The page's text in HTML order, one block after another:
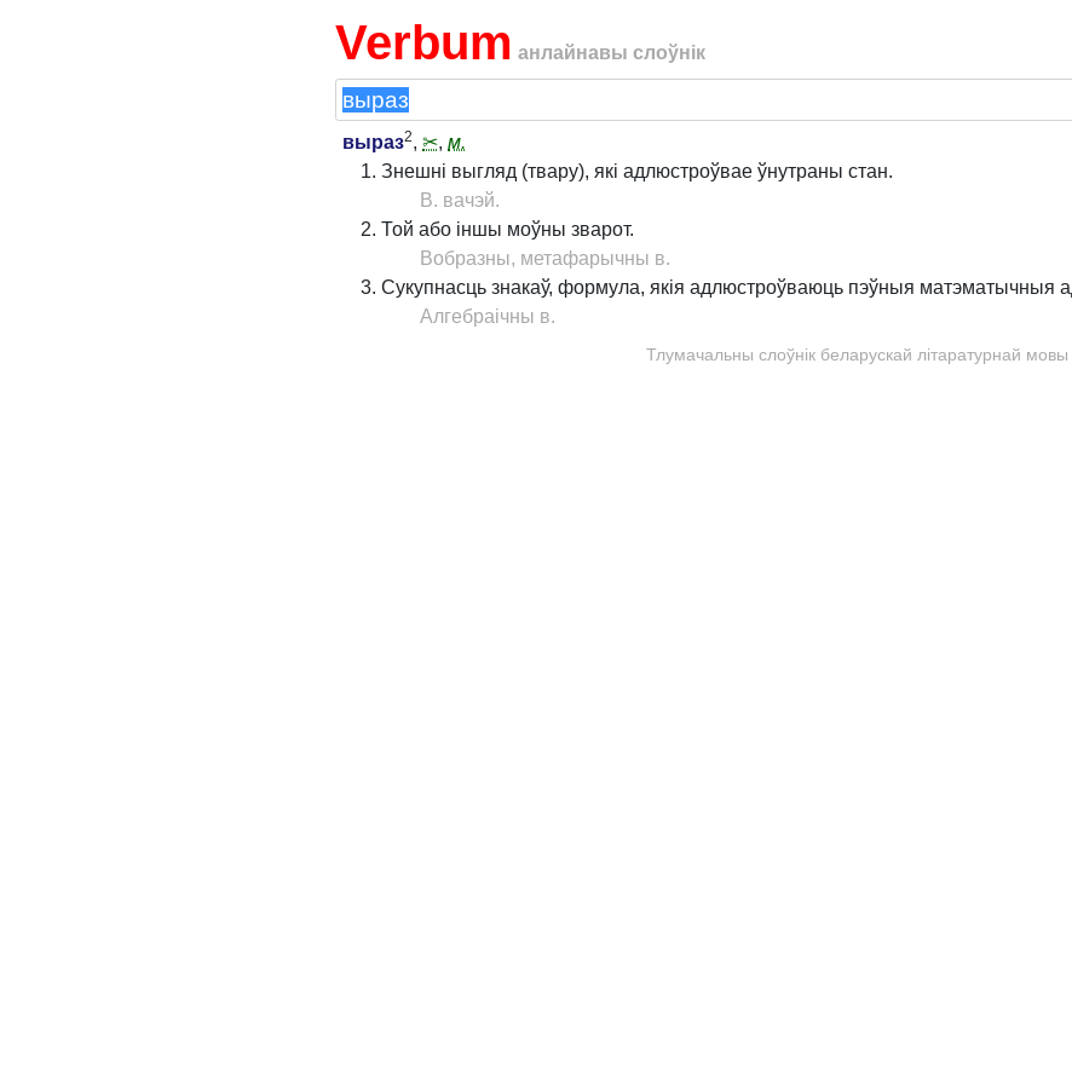
Verbum анлайнавы слоўнік
выраз2, ✂, м.
Знешні выгляд (твару), які адлюстроўвае ўнутраны стан.
В. вачэй.
Той або іншы моўны зварот.
Вобразны, метафарычны в.
Сукупнасць знакаў, формула, якія адлюстроўваюць пэўныя матэматычныя
Алгебраічны в.
Тлумачальны слоўнік беларускай літаратурнай